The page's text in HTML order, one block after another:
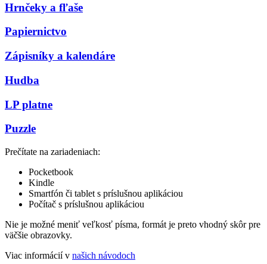
Hrnčeky a fľaše
Papiernictvo
Zápisníky a kalendáre
Hudba
LP platne
Puzzle
Prečítate na zariadeniach:
Pocketbook
Kindle
Smartfón či tablet s príslušnou aplikáciou
Počítač s príslušnou aplikáciou
Nie je možné meniť veľkosť písma, formát je preto vhodný skôr pre
väčšie obrazovky.
Viac informácií v našich návodoch